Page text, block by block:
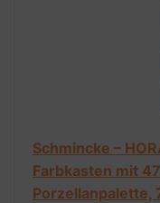
Schmincke –
Farbkasten mit
Porzellanpalette,